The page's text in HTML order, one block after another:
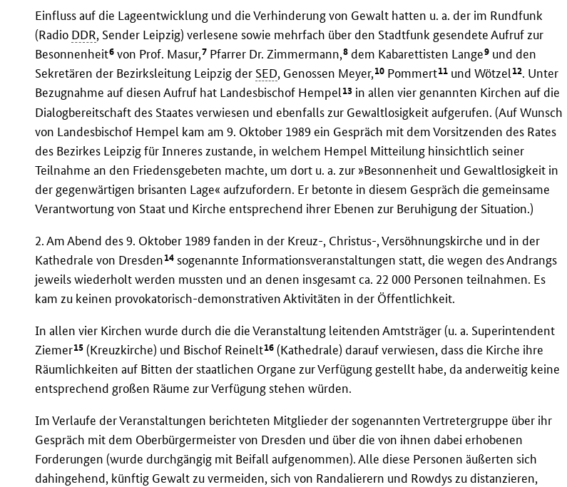
Einfluss auf die Lageentwicklung und die Verhinderung von Gewalt hatten u. a. der im Rundfunk
(Radio DDR, Sender Leipzig) verlesene sowie mehrfach über den Stadtfunk gesendete Aufruf zur
Besonnenheit6 von Prof. Masur,7 Pfarrer Dr. Zimmermann,8 dem Kabarettisten Lange9 und den
Sekretären der Bezirksleitung Leipzig der SED, Genossen Meyer,10 Pommert11 und Wötzel12. Unter
Bezugnahme auf diesen Aufruf hat Landesbischof Hempel13 in allen vier genannten Kirchen auf die
Dialogbereitschaft des Staates verwiesen und ebenfalls zur Gewaltlosigkeit aufgerufen. (Auf Wunsch
von Landesbischof Hempel kam am 9. Oktober 1989 ein Gespräch mit dem Vorsitzenden des Rates
des Bezirkes Leipzig für Inneres zustande, in welchem Hempel Mitteilung hinsichtlich seiner
Teilnahme an den Friedensgebeten machte, um dort u. a. zur »Besonnenheit und Gewaltlosigkeit in
der gegenwärtigen brisanten Lage« aufzufordern. Er betonte in diesem Gespräch die gemeinsame
Verantwortung von Staat und Kirche entsprechend ihrer Ebenen zur Beruhigung der Situation.)
2. Am Abend des 9. Oktober 1989 fanden in der Kreuz-, Christus-, Versöhnungskirche und in der
Kathedrale von Dresden14 sogenannte Informationsveranstaltungen statt, die wegen des Andrangs
jeweils wiederholt werden mussten und an denen insgesamt ca. 22 000 Personen teilnahmen. Es
kam zu keinen provokatorisch-demonstrativen Aktivitäten in der Öffentlichkeit.
In allen vier Kirchen wurde durch die die Veranstaltung leitenden Amtsträger (u. a. Superintendent
Ziemer15 (Kreuzkirche) und Bischof Reinelt16 (Kathedrale) darauf verwiesen, dass die Kirche ihre
Räumlichkeiten auf Bitten der staatlichen Organe zur Verfügung gestellt habe, da anderweitig keine
entsprechend großen Räume zur Verfügung stehen würden.
Im Verlaufe der Veranstaltungen berichteten Mitglieder der sogenannten Vertretergruppe über ihr
Gespräch mit dem Oberbürgermeister von Dresden und über die von ihnen dabei erhobenen
Forderungen (wurde durchgängig mit Beifall aufgenommen). Alle diese Personen äußerten sich
dahingehend, künftig Gewalt zu vermeiden, sich von Randalierern und Rowdys zu distanzieren,